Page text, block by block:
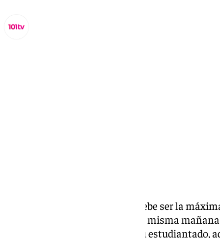
Mejor prevenir que curar. Ésa debe ser la
que esta misma
comunicación general a todo su estudiantado,